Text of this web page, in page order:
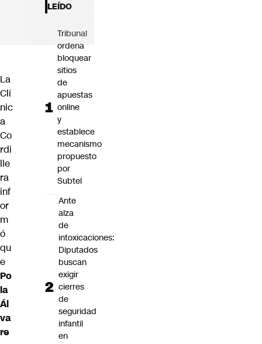
La
Clí
nic
a
Co
rdi
lle
ra
inf
or
m
ó
qu
e
Po
la
Ál
va
re
LEÍDO
Tribunal
ordena
bloquear
sitios
de
apuestas
online
y
establece
mecanismo
propuesto
por
Subtel
Ante
alza
de
intoxicaciones:
Diputados
buscan
exigir
cierres
de
seguridad
infantil
en